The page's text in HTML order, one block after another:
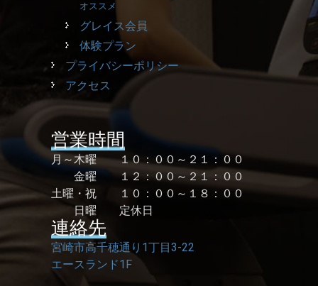
オススメ
グレイス会員
体験プラン
プライバシーポリシー
アクセス
営業時間
月～木曜 １０：００～２１：００
金曜 １２：００～２１：００
土曜・祝 １０：００～１８：００
日曜 定休日
連絡先
宮崎市高千穂通り1丁目3-22
エースランド1F